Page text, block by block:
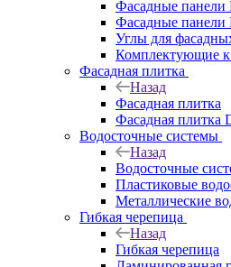
Фасадные панели
Фасадные панели
Углы для
Комплектующие
Фасадная плитка
Назад
Фасадная плитка
Фасадная плитка
Водосточные системы
Назад
Водосточные
Пластиковые
Металлические
Гибкая черепица
Назад
Гибкая черепица